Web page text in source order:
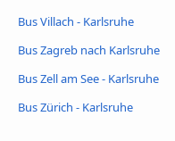
Bus Villach - Karlsruhe
Bus Zagreb nach Karlsruhe
Bus Zell am See - Karlsruhe
Bus Zürich - Karlsruhe